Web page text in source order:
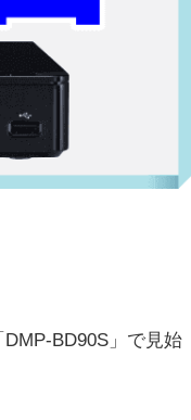
DMP-BD90S」 で見始